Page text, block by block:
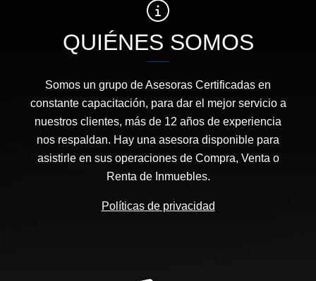
QUIÉNES SOMOS
Somos un grupo de Asesoras Certificadas en
constante capacitación, para dar el mejor servicio a
nuestros clientes, más de 12 años de experiencia
nos respaldan. Hay una asesora disponible para
asistirle en sus operaciones de Compra, Venta o
Renta de Inmuebles.
Políticas de privacidad